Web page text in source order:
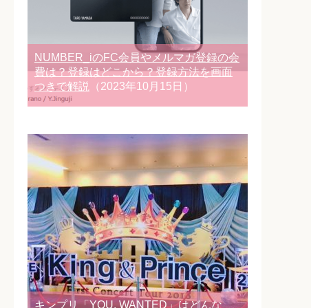
NUMBER_iのFC会員やメルマガ登録の会
費は？登録はどこから？登録方法を画面
つきで解説
（2023年10月15日）
キンプリ「YOU, WANTED」はどんな